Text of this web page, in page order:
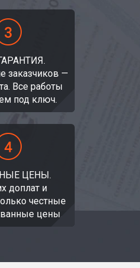
заказчиков —
Все работы
под ключ.
ЦЕНЫ.
доплат и
честные
цены.